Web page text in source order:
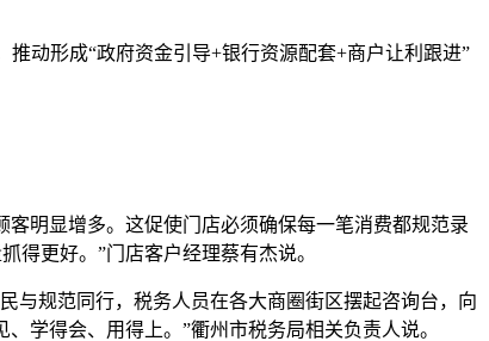
动形成“政府资金引导+银行资源配套+商户让利跟进”
明显增多。这促使门店必须确保每一笔消费都规范录
得更好。”门店客户经理蔡有杰说。
与规范同行，税务人员在各大商圈街区摆起咨询台，向
学得会、用得上。”衢州市税务局相关负责人说。